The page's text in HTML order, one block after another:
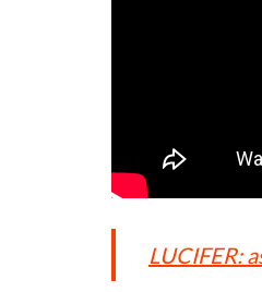
LUCIFER: